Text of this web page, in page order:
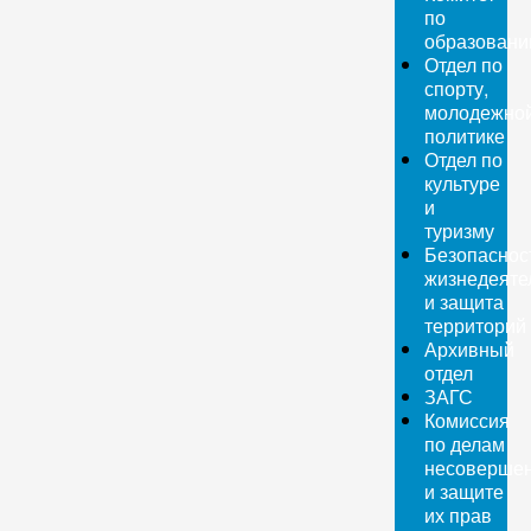
по
Отдел по
спорту,
политике
Отдел по
культуре
и
туризму
и защита
территорий
Архивный
отдел
ЗАГС
Комиссия
по делам
и защите
их прав